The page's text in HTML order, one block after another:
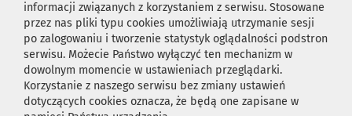
informacji związanych z korzystaniem z serwisu. Stosowane
przez nas pliki typu cookies umożliwiają utrzymanie sesji
po zalogowaniu i tworzenie statystyk oglądalności podstron
serwisu. Możecie Państwo wyłączyć ten mechanizm w
dowolnym momencie w ustawieniach przeglądarki.
Korzystanie z naszego serwisu bez zmiany ustawień
dotyczących cookies oznacza, że będą one zapisane w